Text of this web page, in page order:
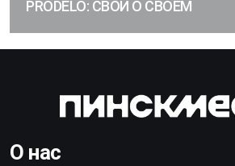
PRODELO: СВОИ О СВОЕМ
О нас